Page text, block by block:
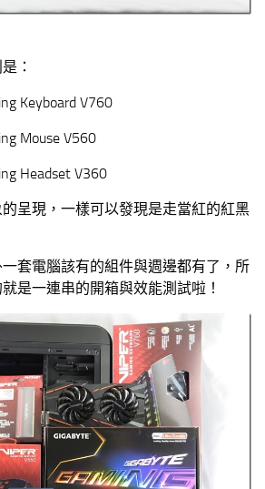
：
Keyboard V760
Mouse V560
Headset V360
呈現，一樣可以發現是走當紅的紅黑
套電腦該有的組件與週邊都有了，所
是一連串的開箱與效能測試啦！